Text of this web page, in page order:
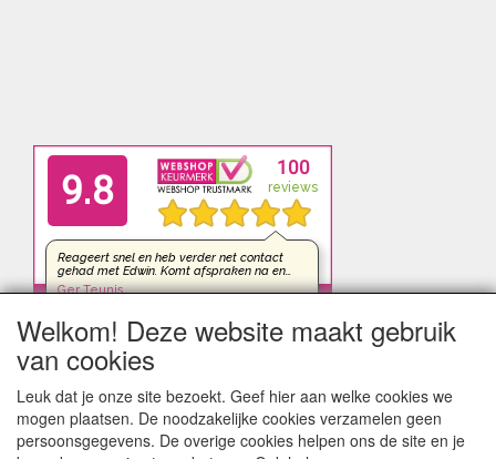
Welkom! Deze website maakt gebruik
van cookies
Leuk dat je onze site bezoekt. Geef hier aan welke cookies we
mogen plaatsen. De noodzakelijke cookies verzamelen geen
persoonsgegevens. De overige cookies helpen ons de site en je